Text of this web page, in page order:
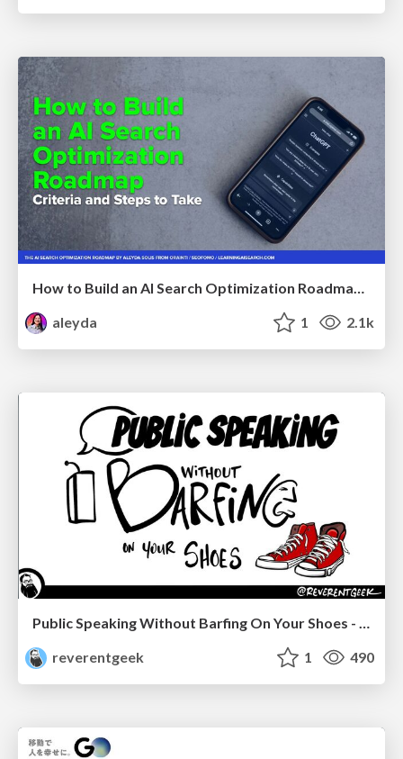
aleyda
1 2.1k
Public Speaking Without Barfing On Your Shoes - THAT 2023
reverentgeek
1 490